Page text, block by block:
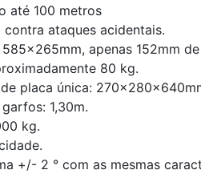
até 100 metros
ataques acidentais.
apenas 152mm
80 kg.
placa única:
1,30m.
kg.
+/- 2 ° com as mesmas